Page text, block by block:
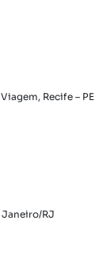
Recife – PE
Janeiro/RJ